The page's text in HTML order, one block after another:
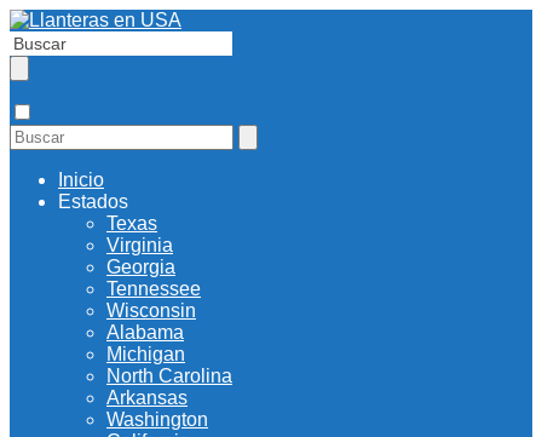
Inicio
Estados
Texas
Virginia
Georgia
Tennessee
Wisconsin
Alabama
Michigan
North Carolina
Arkansas
Washington